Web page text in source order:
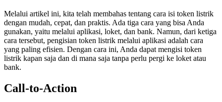
Melalui artikel ini, kita telah membahas tentang cara isi token listrik
dengan mudah, cepat, dan praktis. Ada tiga cara yang bisa Anda
gunakan, yaitu melalui aplikasi, loket, dan bank. Namun, dari ketiga
cara tersebut, pengisian token listrik melalui aplikasi adalah cara
yang paling efisien. Dengan cara ini, Anda dapat mengisi token
listrik kapan saja dan di mana saja tanpa perlu pergi ke loket atau
bank.
Call-to-Action